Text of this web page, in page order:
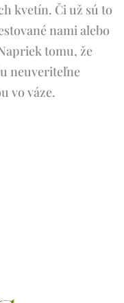
kvetín. Či už sú to
nami alebo
tomu, že
neuveriteľne
vo váze.